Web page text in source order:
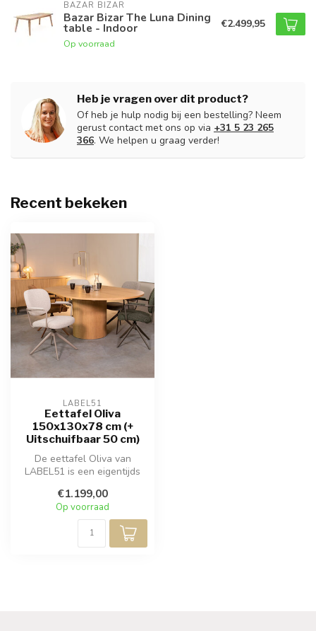
BAZAR BIZAR
Bazar Bizar The Luna Dining
table - Indoor
Op voorraad
€2.499,95
Heb je vragen over dit product?
Of heb je hulp nodig bij een bestelling? Neem
gerust contact met ons op via +31 5 23 265
366. We helpen u graag verder!
Recent bekeken
LABEL51
Eettafel Oliva
150x130x78 cm (+
Uitschuifbaar 50 cm)
De eettafel Oliva van
LABEL51 is een eigentijds
afwerking in ...
€1.199,00
Op voorraad